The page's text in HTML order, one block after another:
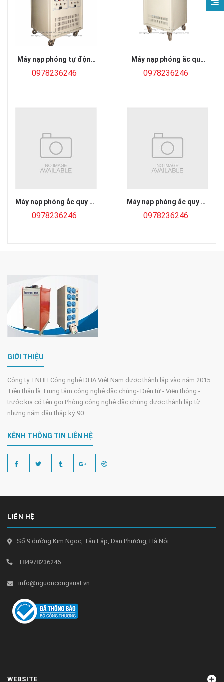
Máy nạp phóng tự động
ắc quy 12V
0978236246
Máy nạp phóng ắc quy
2V/3000ah
0978236246
Máy nạp phóng ắc quy tự
động 1-12 bình 12V
0978236246
Máy nạp phóng ắc quy tự
động 12 bình ắc quy 12V
0978236246
GIỚI THIỆU
Công ty TNHH Công nghệ DHA Việt Nam được thành lập vào năm 2015.
Tiền thân là Trung tâm công nghệ đặc chủng- Điện tử - Viễn thông -
trước kia có tên gọi Phòng công nghệ đặc chủng được thành lập từ
những năm đầu thập kỷ 90.
KÊNH THÔNG TIN LIÊN HỆ
LIÊN HỆ
Số 9 đường Kim Ngọc, Tân Lập, Đan Phượng, Hà Nội
+84978236246
info@nguoncongsuat.vn
WEBSITE